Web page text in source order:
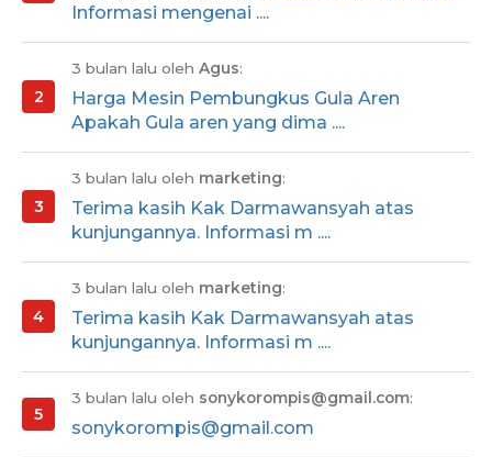
Informasi mengenai ....
3 bulan lalu oleh Agus:
Harga Mesin Pembungkus Gula Aren
Apakah Gula aren yang dima ....
3 bulan lalu oleh marketing:
Terima kasih Kak Darmawansyah atas
kunjungannya. Informasi m ....
3 bulan lalu oleh marketing:
Terima kasih Kak Darmawansyah atas
kunjungannya. Informasi m ....
3 bulan lalu oleh sonykorompis@gmail.com:
sonykorompis@gmail.com